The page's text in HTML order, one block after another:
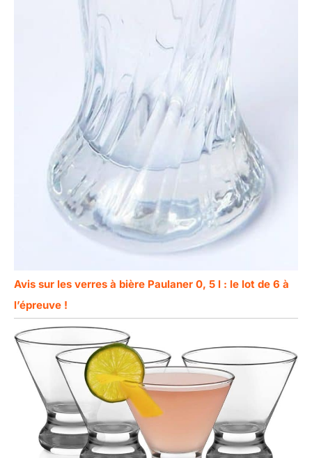
Avis sur les verres à bière Paulaner 0, 5 l : le lot de 6 à
l’épreuve !